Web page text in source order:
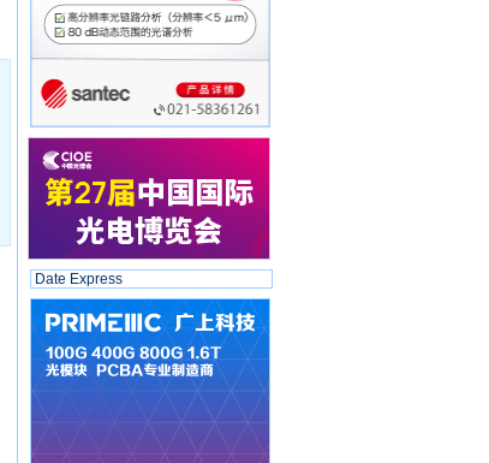
Date Express